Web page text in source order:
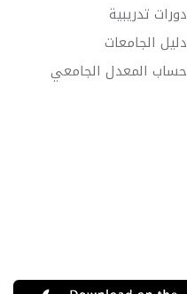
دورات تدريبية
دليل الجامعات
حساب المعدل الجامعي